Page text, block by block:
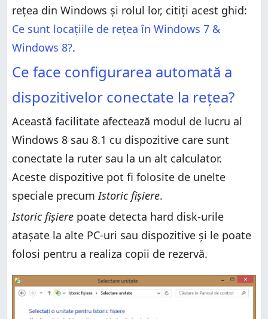
rețea din Windows și rolul lor, citiți acest ghid:
Ce sunt locațiile de rețea în Windows 7 &
Windows 8?.
Ce face configurarea automată a
dispozitivelor conectate la rețea?
Această facilitate afectează modul de lucru al
Windows 8 sau 8.1 cu dispozitive care sunt
conectate la ruter sau la un alt calculator.
Aceste dispozitive pot fi folosite de unelte
speciale precumIstoric fișiere.
Istoric fișiere poate detecta hard disk-urile
atașate la alte PC-uri sau dispozitive și le poate
folosi pentru a realiza copii de rezervă.